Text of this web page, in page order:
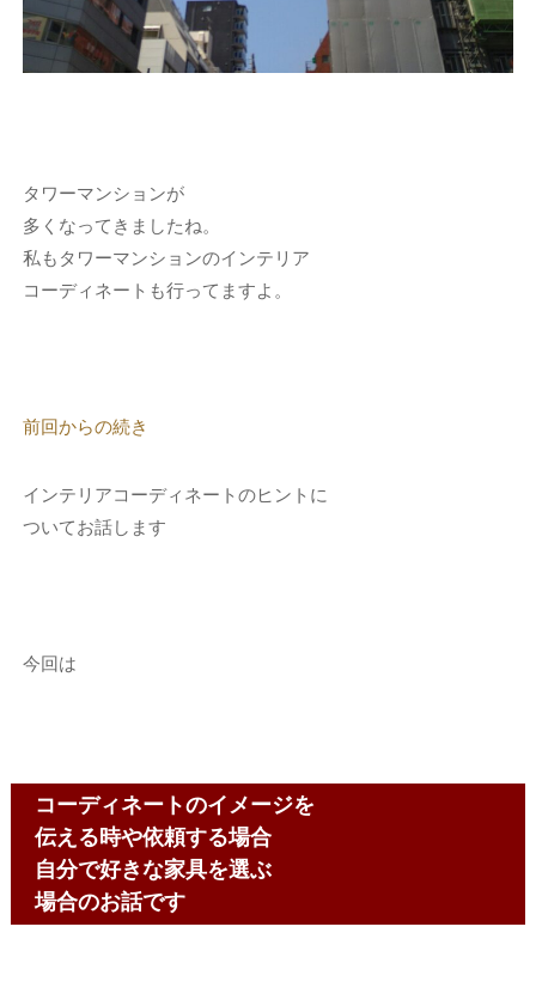
タワーマンションが
多くなってきましたね。
私もタワーマンションのインテリア
コーディネートも行ってますよ。
前回からの続き
インテリアコーディネートのヒントに
ついてお話します
今回は
コーディネートのイメージを
伝える時や依頼する場合
自分で好きな家具を選ぶ
場合のお話です